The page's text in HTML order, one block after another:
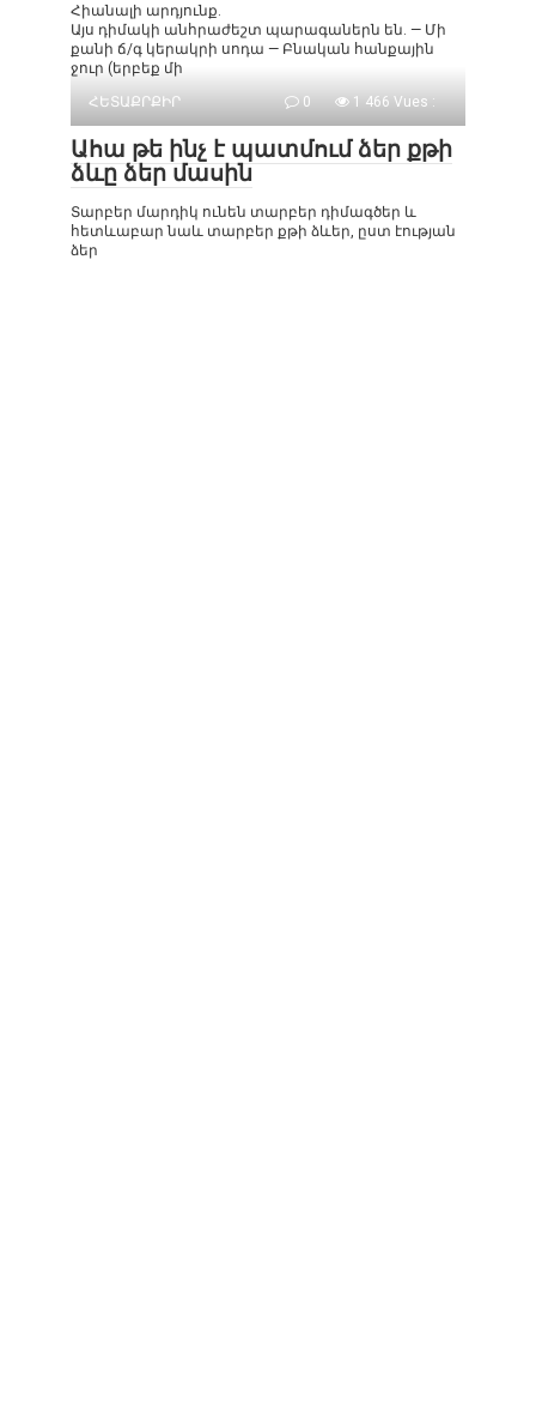
Հիանալի արդյունք.
Այս դիմակի անհրաժեշտ պարագաներն են. — Մի
քանի ճ/գ կերակրի սոդա — Բնական հանքային
ջուր (երբեք մի
ՀԵՏԱՔՐՔԻՐ
0 1 466 Vues :
Ահա թե ինչ է պատմում ձեր քթի
ձևը ձեր մասին
Տարբեր մարդիկ ունեն տարբեր դիմագծեր և
հետևաբար նաև տարբեր քթի ձևեր, ըստ էության
ձեր